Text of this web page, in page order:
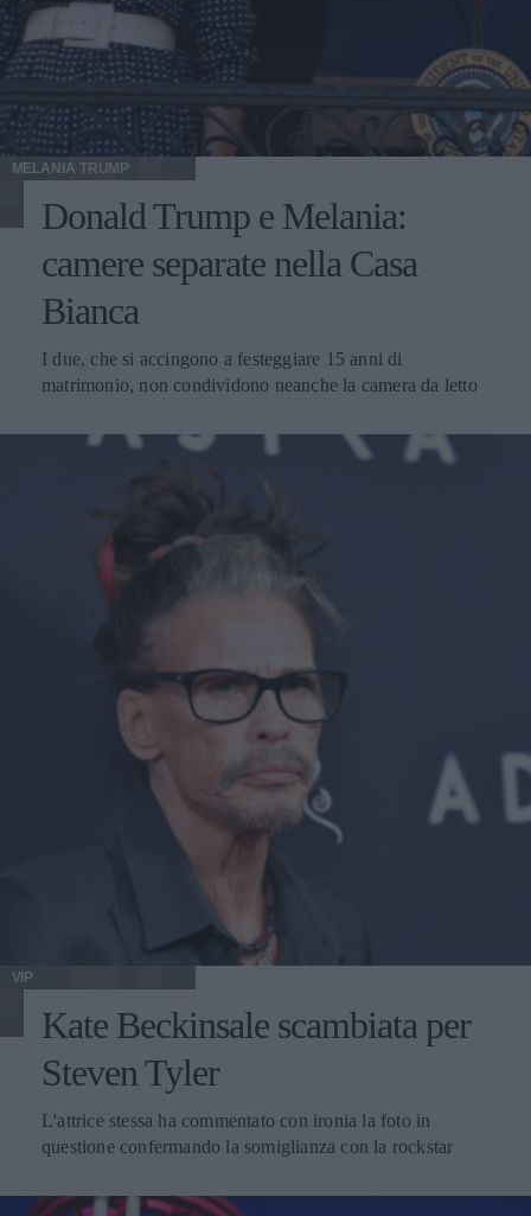
MELANIA TRUMP
Donald Trump e Melania:
camere separate nella Casa
Bianca
I due, che si accingono a festeggiare 15 anni di
matrimonio, non condividono neanche la camera da letto
VIP
Kate Beckinsale scambiata per
Steven Tyler
L'attrice stessa ha commentato con ironia la foto in
questione confermando la somiglianza con la rockstar